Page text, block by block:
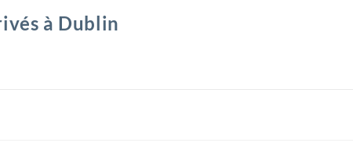
à Dublin